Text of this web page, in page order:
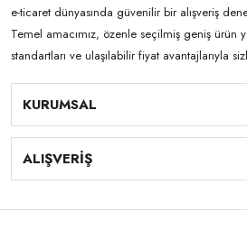
e-ticaret dünyasında güvenilir bir alışveriş
Temel amacımız, özenle seçilmiş geniş ürün
standartları ve ulaşılabilir fiyat avantajlarıyla
KURUMSAL
ALIŞVERİŞ